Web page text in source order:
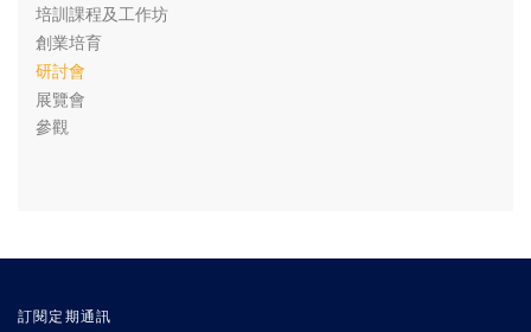
培訓課程及工作坊
創業培育
研討會
展覽會
參觀
訂閱定期通訊